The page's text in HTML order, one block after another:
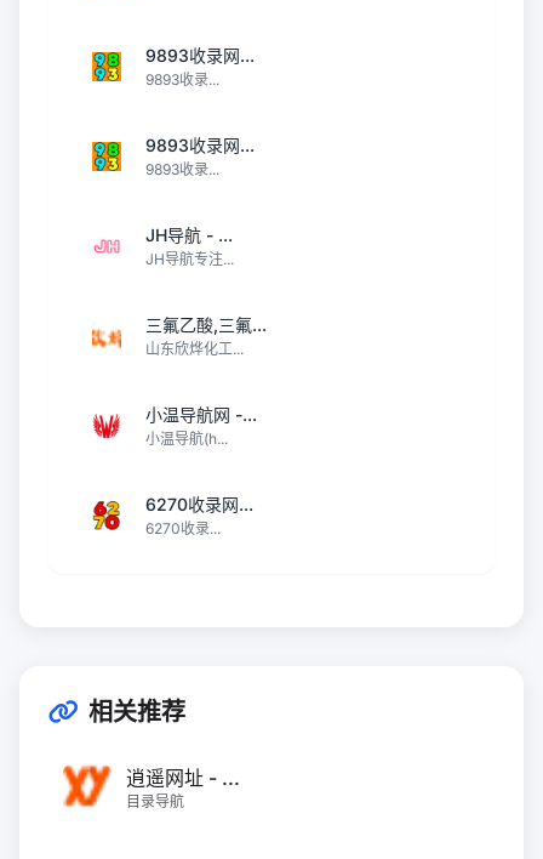
9893收录网...
9893收录...
9893收录网...
9893收录...
JH导航 - ...
JH导航专注...
三氟乙酸,三氟...
山东欣烨化工...
小温导航网 -...
小温导航(h...
6270收录网...
6270收录...
相关推荐
逍遥网址 - ...
目录导航